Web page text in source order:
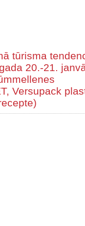
tūrisma
20.-21.
Versupack